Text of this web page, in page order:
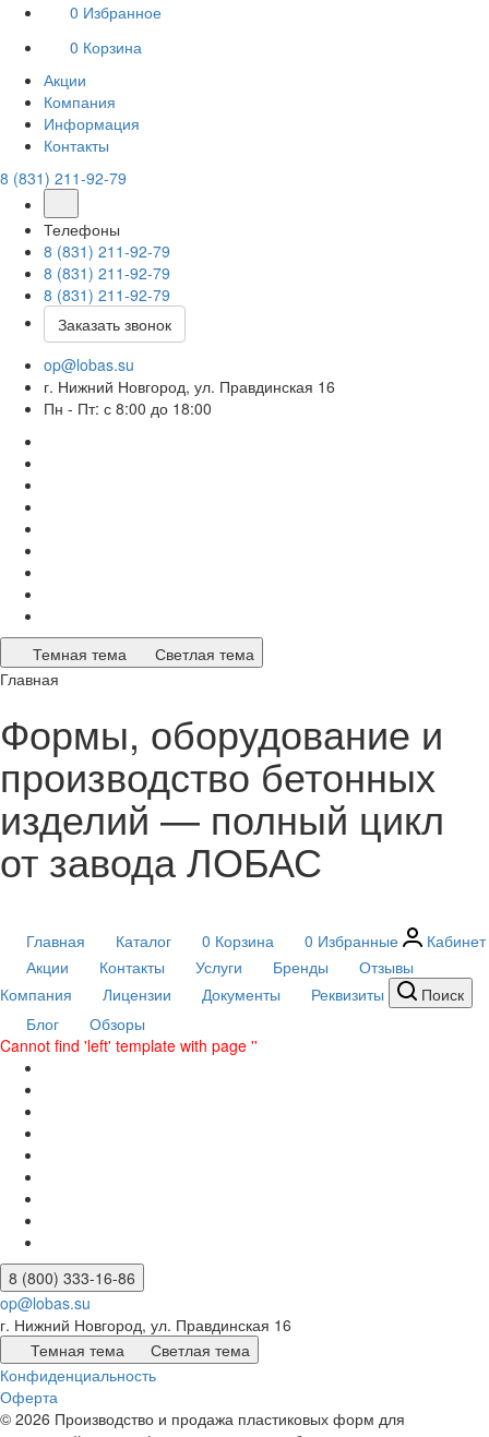
0 Избранное
0 Корзина
Акции
Компания
Информация
Контакты
8 (831) 211-92-79
Телефоны
8 (831) 211-92-79
8 (831) 211-92-79
8 (831) 211-92-79
Заказать звонок
op@lobas.su
г. Нижний Новгород, ул. Правдинская 16
Пн - Пт: с 8:00 до 18:00
Темная тема
Светлая тема
Главная
Формы, оборудование и
производство бетонных
изделий — полный цикл
от завода ЛОБАС
Главная Каталог 0 Корзина 0 Избранные
Кабинет
Акции
Контакты Услуги Бренды
Отзывы
Компания
Лицензии Документы Реквизиты
Поиск
Блог
Обзоры
Cannot find 'left' template with page ''
8 (800) 333-16-86
op@lobas.su
г. Нижний Новгород, ул. Правдинская 16
Темная тема
Светлая тема
Конфиденциальность
Оферта
© 2026 Производство и продажа пластиковых форм для